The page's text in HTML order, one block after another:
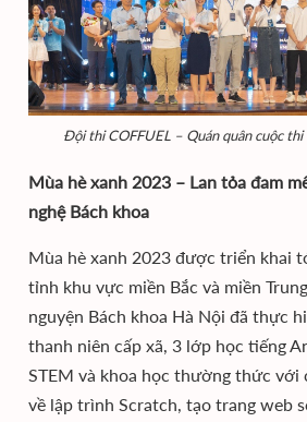
Đội thi COFFUEL – Quán quân cuộc
Mùa hè xanh 2023 – Lan tỏa đam
nghệ Bách khoa
Mùa hè xanh 2023 được triển khai
tỉnh khu vực miền Bắc và miền
nguyện Bách khoa Hà Nội đã thực
thanh niên cấp xã, 3 lớp học tiếng
STEM và khoa học thường thức với
về lập trình Scratch, tạo trang web